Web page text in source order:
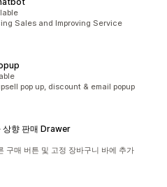
Sales and Improving Service
pop up, discount & email popup
상향 판매 Drawer
구매 버튼 및 고정 장바구니 바에 추가